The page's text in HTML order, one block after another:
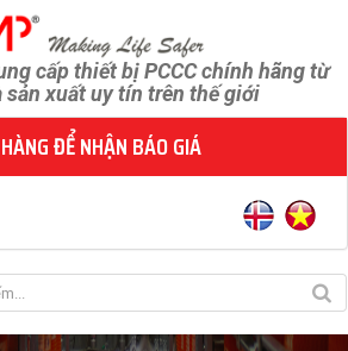
cấp thiết bị PCCC chính hãng từ
sản xuất uy tín trên thế giới
ĐỂ NHẬN BÁO GIÁ